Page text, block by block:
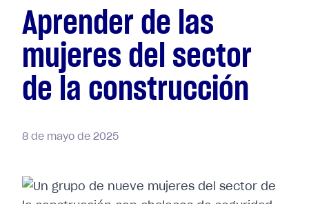
Aprender de las
mujeres del sector
de la construcción
8 de mayo de 2025